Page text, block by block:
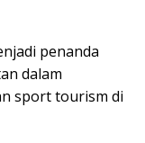
penanda
dalam
sport tourism di